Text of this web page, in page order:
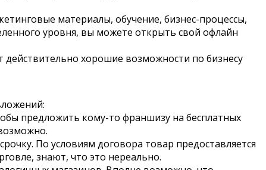
материалы, обучение, бизнес-процессы,
уровня, вы можете открыть свой офлайн
действительно хорошие возможности по бизнесу
предложить кому-то франшизу на бесплатных
По условиям договора товар предоставляется
знают, что это нереально.